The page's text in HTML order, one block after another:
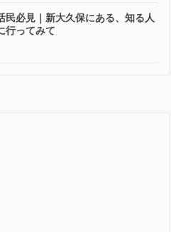
民必見｜新大久保にある、知る人
行ってみて